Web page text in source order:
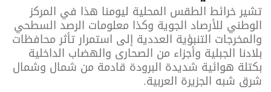
تشير خرائط الطقس المحلية ليومنا هذا في المركز
الوطني للأرصاد الجوية وكذا معلومات الرصد السطحي
والمخرجات التنبؤية العددية إلى استمرار تأثر محافظات
بلادنا الجبلية وأجزاء من الصحارى والهضاب الداخلية
بكتلة هوائية شديدة البرودة قادمة من شمال وشمال
شرق شبه الجزيرة العربية.